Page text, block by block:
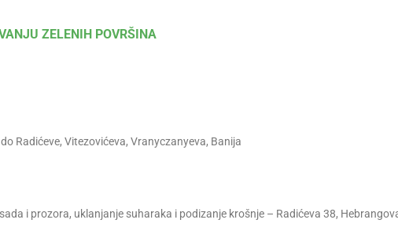
ZELENIH POVRŠINA
Radićeve, Vitezovićeva, Vranyczanyeva, Banija
i prozora, uklanjanje suharaka i podizanje krošnje – Radićeva 38,